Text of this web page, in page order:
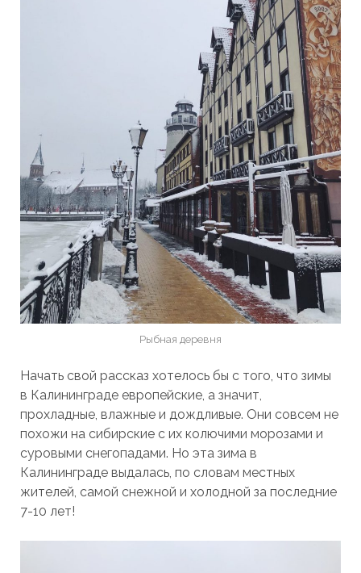
Рыбная деревня
Начать свой рассказ хотелось бы с того, что зимы
в Калининграде европейские, а значит,
прохладные, влажные и дождливые. Они совсем не
похожи на сибирские с их колючими морозами и
суровыми снегопадами. Но эта зима в
Калининграде выдалась, по словам местных
жителей, самой снежной и холодной за последние
7-10 лет!